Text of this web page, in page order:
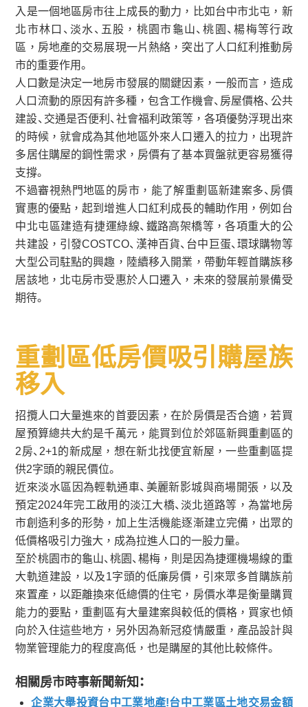
入是一個地區房市往上成長的動力，比如台中市北屯，新
北市林口、淡水、五股，桃園市龜山、桃園、楊梅等行政
區，房地產的交易展現一片熱絡，突出了人口紅利推動房
市的重要作用。
人口數是決定一地房市發展的關鍵因素，一般而言，造成
人口流動的原因有許多種，包含工作機會、房屋價格、公共
建設、交通是否便利、社會福利政策等，各項優勢浮現出來
的時候，就會成為其他地區外來人口遷入的拉力，出現許
多居住購屋的鋼性需求，房價有了基本買盤就更容易獲得
支撐。
不過審視熱門地區的房市，能了解重劃區新建案多、房價
實惠的優點，起到增進人口紅利成長的輔助作用，例如台
中北屯區建造有捷運綠線、鐵路高架橋等，各項重大的公
共建設，引發COSTCO、漢神百貨、台中巨蛋、環球購物等
大型公司駐點的興趣，陸續移入開業，帶動年輕首購族移
居該地，北屯房市受惠於人口遷入，未來的發展前景備受
期待。
重劃區低房價吸引購屋族
移入
招攬人口大量進來的首要因素，在於房價是否合適，若買
屋預算總共大約是千萬元，能買到位於郊區新興重劃區的
2房、2+1的新成屋，想在新北找便宜新屋，一些重劃區提
供2字頭的親民價位。
近來淡水區因為輕軌通車、美麗新影城與商場開張，以及
預定2024年完工啟用的淡江大橋、淡北道路等，為當地房
市創造利多的形勢，加上生活機能逐漸建立完備，出眾的
低價格吸引力強大，成為拉進人口的一股力量。
至於桃園市的龜山、桃園、楊梅，則是因為捷運機場線的重
大軌道建設，以及1字頭的低廉房價，引來眾多首購族前
來置產，以距離換來低總價的住宅，房價水準是衡量購買
能力的要點，重劃區有大量建案與較低的價格，買家也傾
向於入住這些地方，另外因為新冠疫情嚴重，產品設計與
物業管理能力的程度高低，也是購屋的其他比較條件。
相關房市時事新聞新知：
企業大舉投資台中工業地產!台中工業區土地交易金額